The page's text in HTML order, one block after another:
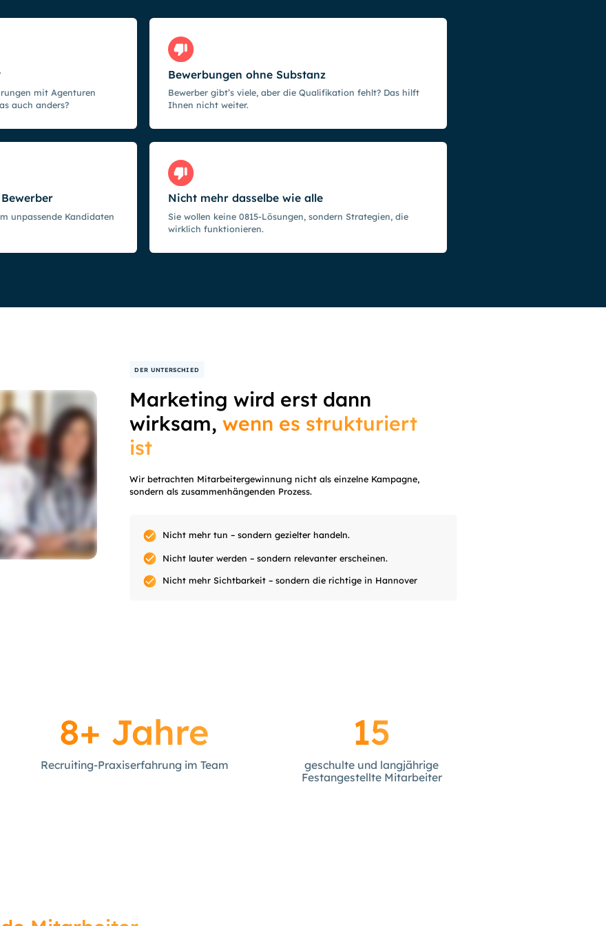
mit Agenturen
auch anders?
Bewerbungen ohne Substanz
Bewerber gibt’s viele, aber die Qualifikation fehlt? Das hilft
Ihnen nicht weiter.
unpassende Kandidaten
Nicht mehr dasselbe wie alle
Sie wollen keine 0815-Lösungen, sondern Strategien, die
wirklich funktionieren.
DER UNTERSCHIED
Marketing wird erst dann
wirksam, wenn es strukturiert
ist
Wir betrachten Mitarbeitergewinnung nicht als einzelne Kampagne,
sondern als zusammenhängenden Prozess.
Nicht mehr tun – sondern gezielter handeln.
Nicht lauter werden – sondern relevanter erscheinen.
Nicht mehr Sichtbarkeit – sondern die richtige in Hannover
8+ Jahre
Recruiting-Praxiserfahrung im Team
15
geschulte und langjährige
Festangestellte Mitarbeiter